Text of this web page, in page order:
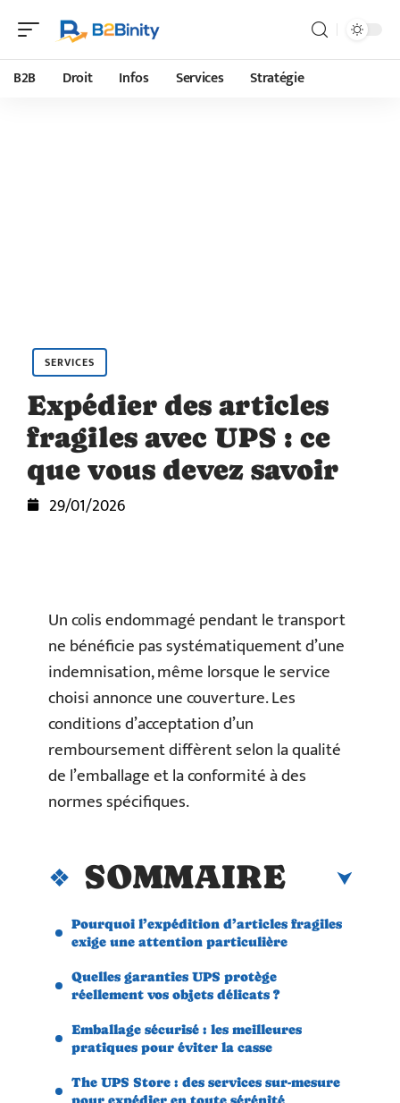
B2B Droit Infos Services Stratégie
SERVICES
Expédier des articles
fragiles avec UPS : ce
que vous devez savoir
29/01/2026
Un colis endommagé pendant le transport
ne bénéficie pas systématiquement d’une
indemnisation, même lorsque le service
choisi annonce une couverture. Les
conditions d’acceptation d’un
remboursement diffèrent selon la qualité
de l’emballage et la conformité à des
normes spécifiques.
SOMMAIRE
Pourquoi l’expédition d’articles fragiles
exige une attention particulière
Quelles garanties UPS protège
réellement vos objets délicats ?
Emballage sécurisé : les meilleures
pratiques pour éviter la casse
The UPS Store : des services sur-mesure
pour expédier en toute sérénité